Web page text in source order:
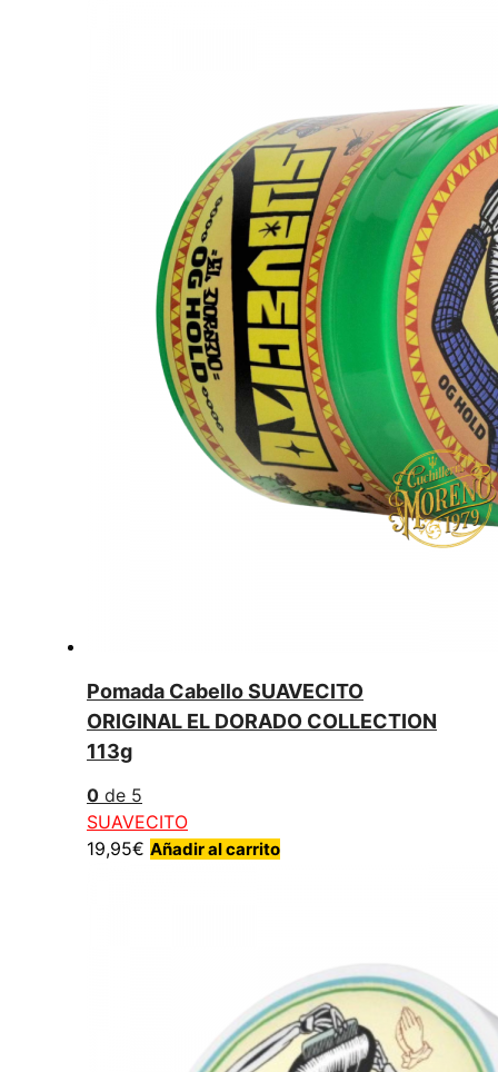
Pomada Cabello SUAVECITO
ORIGINAL EL DORADO COLLECTION
113g
0 de 5
SUAVECITO
19,95€ Añadir al carrito